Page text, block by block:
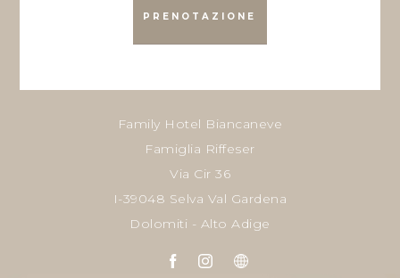
PRENOTAZIONE
Family Hotel Biancaneve
Famiglia Riffeser
Via Cir 36
I-39048 Selva Val Gardena
Dolomiti - Alto Adige